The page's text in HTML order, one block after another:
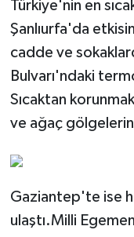
Türkiye'nin en
Şanlıurfa'da
cadde ve
Bulvarı'ndaki
Sıcaktan
ve ağaç
Gaziantep'te ise
ulaştı.Milli
Teknoloji
Türkiye
Yeme-İçme